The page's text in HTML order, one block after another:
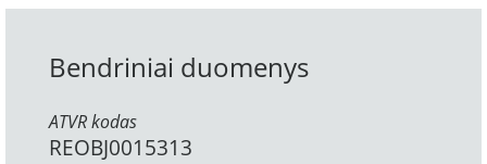
Bendriniai duomenys
ATVR kodas
REOBJ0015313